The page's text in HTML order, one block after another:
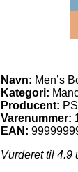
Navn: Men’s
Kategori:
Producent:
Varenummer:
EAN:
Vurderet til 4.9